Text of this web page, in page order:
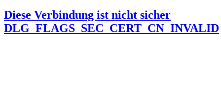
Diese Verbindung ist nicht sicher
DLG_FLAGS_SEC_CERT_CN_INVALID